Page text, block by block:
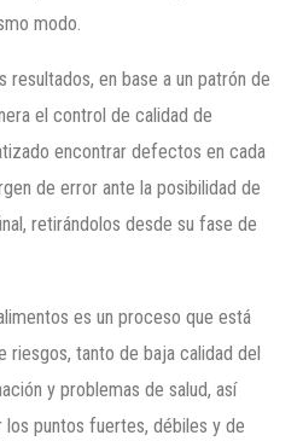
modo.
resultados, en base a un patrón de
el control de calidad de
encontrar defectos en cada
de error ante la posibilidad de
retirándolos desde su fase de
es un proceso que está
riesgos, tanto de baja calidad del
y problemas de salud, así
puntos fuertes, débiles y de